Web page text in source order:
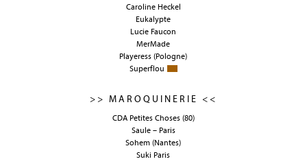
Caroline Heckel
Eukalypte
Lucie Faucon
MerMade
Playeress (Pologne)
Superflou
>> MAROQUINERIE <<
CDA Petites Choses(80)
Saule – Paris
Sohem (Nantes)
Suki Paris